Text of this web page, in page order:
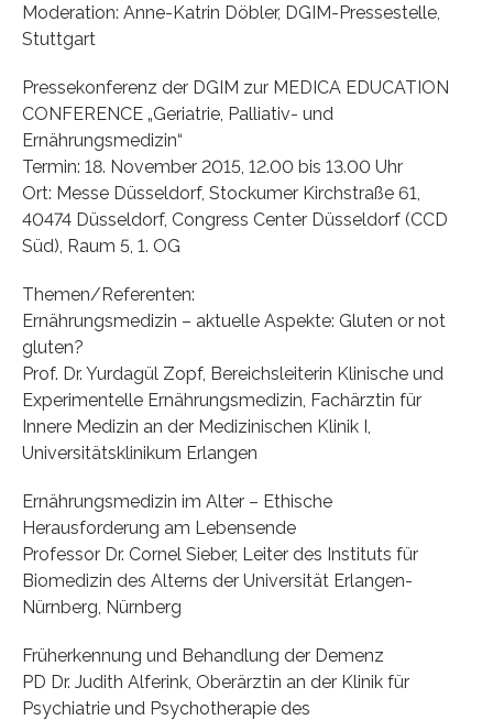
Moderation: Anne-Katrin Döbler, DGIM-Pressestelle,
Stuttgart
Pressekonferenz der DGIM zur MEDICA EDUCATION
CONFERENCE „Geriatrie, Palliativ- und
Ernährungsmedizin“
Termin: 18. November 2015, 12.00 bis 13.00 Uhr
Ort: Messe Düsseldorf, Stockumer Kirchstraße 61,
40474 Düsseldorf, Congress Center Düsseldorf (CCD
Süd), Raum 5, 1. OG
Themen/Referenten:
Ernährungsmedizin – aktuelle Aspekte: Gluten or not
gluten?
Prof. Dr. Yurdagül Zopf, Bereichsleiterin Klinische und
Experimentelle Ernährungsmedizin, Fachärztin für
Innere Medizin an der Medizinischen Klinik I,
Universitätsklinikum Erlangen
Ernährungsmedizin im Alter – Ethische
Herausforderung am Lebensende
Professor Dr. Cornel Sieber, Leiter des Instituts für
Biomedizin des Alterns der Universität Erlangen-
Nürnberg, Nürnberg
Früherkennung und Behandlung der Demenz
PD Dr. Judith Alferink, Oberärztin an der Klinik für
Psychiatrie und Psychotherapie des